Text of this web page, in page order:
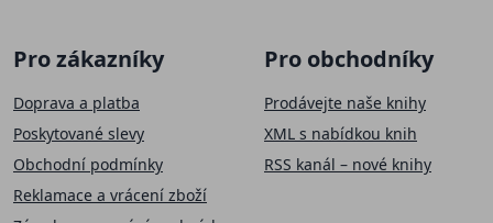
Pro zákazníky
Doprava a platba
Poskytované slevy
Obchodní podmínky
Reklamace a vrácení zboží
Pro obchodníky
Prodávejte naše knihy
XML s nabídkou knih
RSS kanál – nové knihy